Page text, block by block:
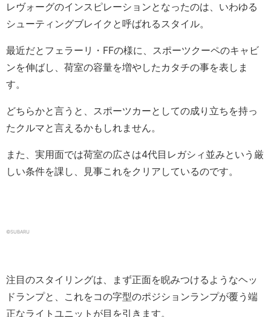
レヴォーグのインスピレーションとなったのは、いわゆる
シューティングブレイクと呼ばれるスタイル。
最近だとフェラーリ・FFの様に、スポーツクーペのキャビ
ンを伸ばし、荷室の容量を増やしたカタチの事を表しま
す。
どちらかと言うと、スポーツカーとしての成り立ちを持っ
たクルマと言えるかもしれません。
また、実用面では荷室の広さは4代目レガシィ並みという厳
しい条件を課し、見事これをクリアしているのです。
©SUBARU
注目のスタイリングは、まず正面を睨みつけるようなヘッ
ドランプと、これをコの字型のポジションランプが覆う端
正なライトユニットが目を引きます。